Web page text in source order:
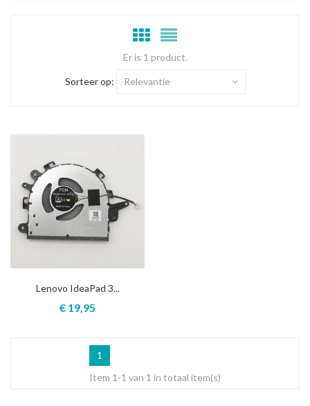
Er is 1 product.
Sorteer op: Relevantie
Lenovo IdeaPad 3...
€ 19,95
1
Item 1-1 van 1 in totaal item(s)